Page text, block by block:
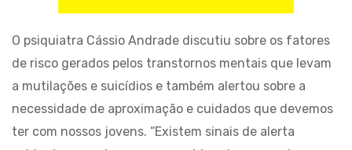
O psiquiatra Cássio Andrade discutiu sobre os fatores
de risco gerados pelos transtornos mentais que levam
a mutilações e suicídios e também alertou sobre a
necessidade de aproximação e cuidados que devemos
ter com nossos jovens. “Existem sinais de alerta